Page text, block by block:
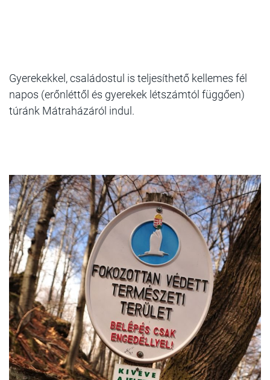
Gyerekekkel, családostul is teljesíthető kellemes fél
napos (erőnléttől és gyerekek létszámtól függően)
túránk Mátraházáról indul.